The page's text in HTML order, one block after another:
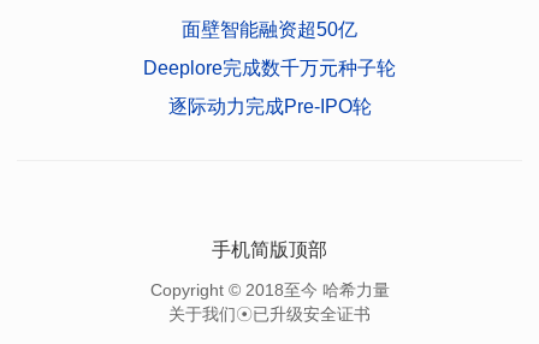
面壁智能融资超50亿
Deeplore完成数千万元种子轮
逐际动力完成Pre-IPO轮
手机简版顶部
Copyright ©2018至今 哈希力量
关于我们☉已升级安全证书